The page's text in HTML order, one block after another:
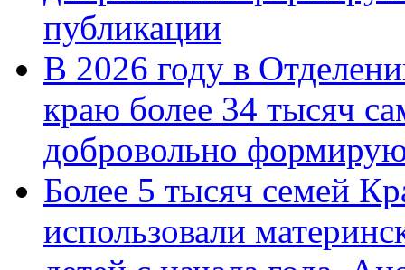
публикации
В 2026 году в
краю более 34 тысяч
добровольно
Более 5 тысяч семей
использовали